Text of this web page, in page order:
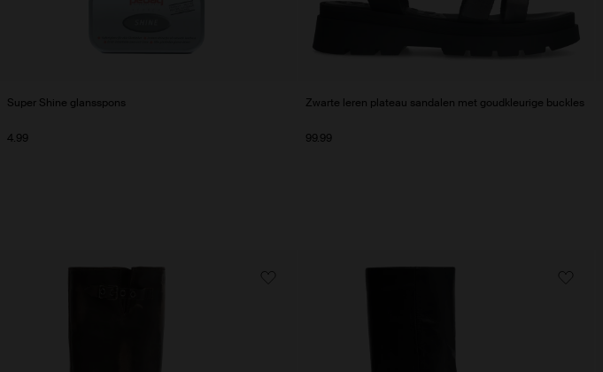
Super Shine glansspons
4.99
Zwarte leren plateau sandalen met goudkleurige buckles
99.99